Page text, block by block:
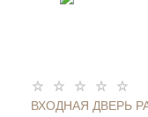
ВХОДНАЯ ДВЕРЬ